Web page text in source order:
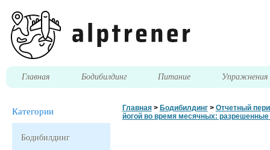
Главная Бодибилдинг Питание Упражнения
Категории
Бодибилдинг
Главная> Бодибилдинг> Отчетный
йогой во время месячных: